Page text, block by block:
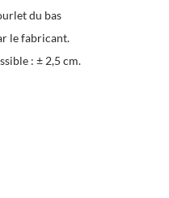
du bas
le fabricant.
: ± 2,5 cm.